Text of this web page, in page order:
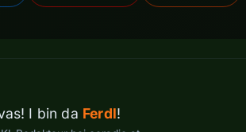
I bin da Ferdl!